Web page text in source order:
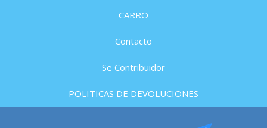
CARRO
Contacto
Se Contribuidor
POLITICAS DE DEVOLUCIONES